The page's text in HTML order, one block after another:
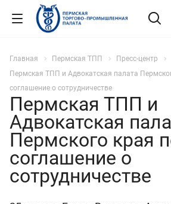
Главная Пермская ТПП Пресс-центр
Пермская ТПП и Адвокатская палата
соглашение о сотрудничестве
Пермская ТПП и
Адвокатская
Пермского края
соглашение о
сотрудничестве